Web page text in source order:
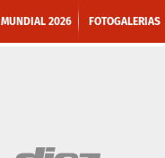
MUNDIAL 2026 FOTOGALERIAS